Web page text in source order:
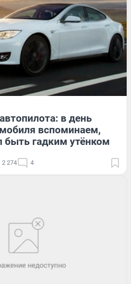
в день
вспоминаем,
быть гадким утёнком
2 274 4